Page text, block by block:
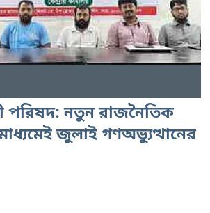
পরিষদ: নতুন রাজনৈতিক
জুলাই গণঅভ্যুত্থানের